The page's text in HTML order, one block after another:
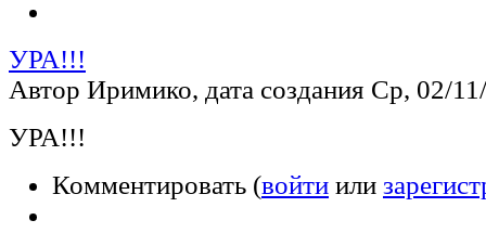
УРА!!!
Автор Иримико, дата создания Ср, 02/
УРА!!!
Комментировать (войти или